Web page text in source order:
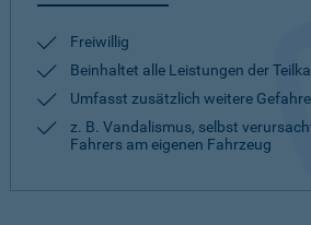
Freiwillig
Beinhaltet alle Leistungen der
Umfasst zusätzlich weitere
z. B. Vandalismus, selbst
Fahrers am eigenen Fahrzeug